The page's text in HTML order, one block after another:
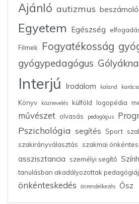
Ajánló autizmus beszámoló
Egyetem Egészség
Filmek Fogyatékosság
gyógypedagógus
Interjú Irodalom kaland
Könyv
köznevelés külföld logopédia
művészet olvasás pedagógus
Pszichológia segítés Sport
szakirányválasztás
szakmai
asszisztancia
személyi segítő
tanulásban akadályozottak
önkénteskedés önrendelkezés Ősz